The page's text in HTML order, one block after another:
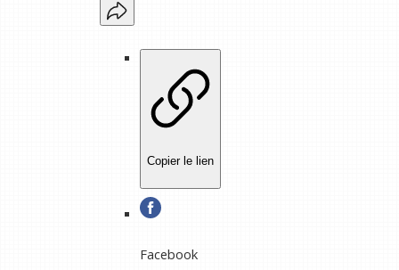
Copier le lien
Facebook